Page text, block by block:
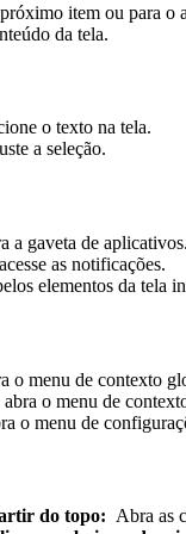
item ou para o
da tela.
o texto na tela.
a seleção.
a gaveta de aplicativos.
acesse as notificações.
elementos da tela
o menu de contexto
abra o menu de
o menu de
do topo: Abra as